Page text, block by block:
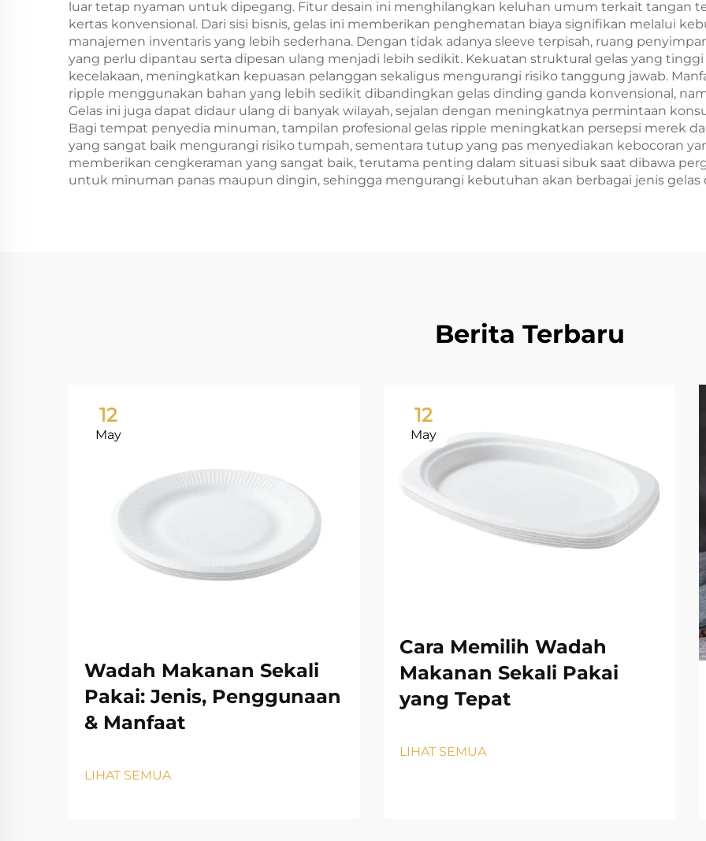
luar tetap nyaman untuk dipegang. Fitur desain ini menghilangkan keluhan umum terkait tangan
kertas konvensional. Dari sisi bisnis, gelas ini memberikan penghematan biaya signifikan melalui
manajemen inventaris yang lebih sederhana. Dengan tidak adanya sleeve terpisah, ruang
yang perlu dipantau serta dipesan ulang menjadi lebih sedikit. Kekuatan struktural gelas yang
kecelakaan, meningkatkan kepuasan pelanggan sekaligus mengurangi risiko tanggung jawab.
ripple menggunakan bahan yang lebih sedikit dibandingkan gelas dinding ganda konvensional,
Gelas ini juga dapat didaur ulang di banyak wilayah, sejalan dengan meningkatnya permintaan
Bagi tempat penyedia minuman, tampilan profesional gelas ripple meningkatkan persepsi merek
yang sangat baik mengurangi risiko tumpah, sementara tutup yang pas menyediakan kebocoran
memberikan cengkeraman yang sangat baik, terutama penting dalam situasi sibuk saat dibawa
untuk minuman panas maupun dingin, sehingga mengurangi kebutuhan akan berbagai jenis gelas
Berita Terbaru
12
May
Wadah Makanan Sekali
Pakai: Jenis, Penggunaan
& Manfaat
LIHAT SEMUA
12
May
Cara Memilih Wadah
Makanan Sekali Pakai
yang Tepat
LIHAT SEMUA